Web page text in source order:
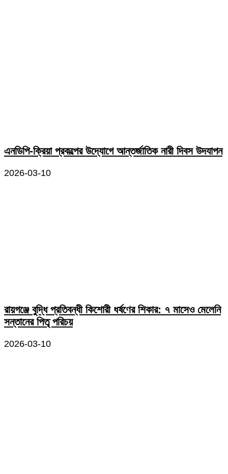
এনডিপি-ক্রিয়া প্রকল্পের উদ্যোগে আন্তর্জাতিক নারী দিবস উদযাপন
2026-03-10
রায়গঞ্জে বুদ্ধি প্রতিবন্ধী কিশোরী ধর্ষণের শিকার: ৭ মাসেও মেলেনি
সন্তানের পিতৃ পরিচয়
2026-03-10